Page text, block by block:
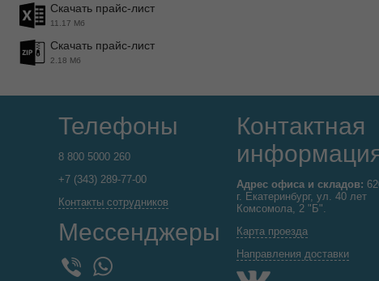
Скачать прайс-лист
11.17 Мб
Скачать прайс-лист
2.18 Мб
Телефоны
8 800 5000 260
+7 (343) 289-77-00
Контакты сотрудников
Мессенджеры
WhatsApp
Контактная
Адрес офиса и складов:
г. Екатеринбург, ул. 40 лет
Комсомола, 2 "Б".
Карта проезда
Направления доставки